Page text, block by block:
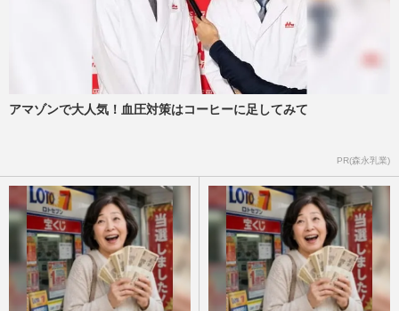
アマゾンで大人気！血圧対策はコーヒーに足してみて
PR(森永乳業)